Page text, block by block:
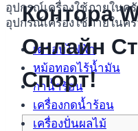
อุปกรณ์เครื่องใช้ภายในค
อุปกรณ์เครื่องใช้ภายในค
เตาอบไฟฟ้า
หม้อทอดไร้น้ำมัน
กาน้ำร้อน
เครื่องกดน้ำร้อน
เครื่องปั่นผลไม้
Контора
Онлайн
Спорт!